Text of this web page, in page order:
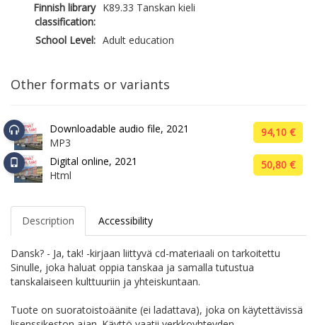
Finnish library
classification:
K89.33 Tanskan kieli
School Level: Adult education
Other formats or variants
Downloadable audio file, 2021
MP3
94,10 €
Digital online, 2021
Html
50,80 €
Description Accessibility
Dansk? - Ja, tak! -kirjaan liittyvä cd-materiaali on tarkoitettu
Sinulle, joka haluat oppia tanskaa ja samalla tutustua
tanskalaiseen kulttuuriin ja yhteiskuntaan.
Tuote on suoratoistoäänite (ei ladattava), joka on käytettävissä